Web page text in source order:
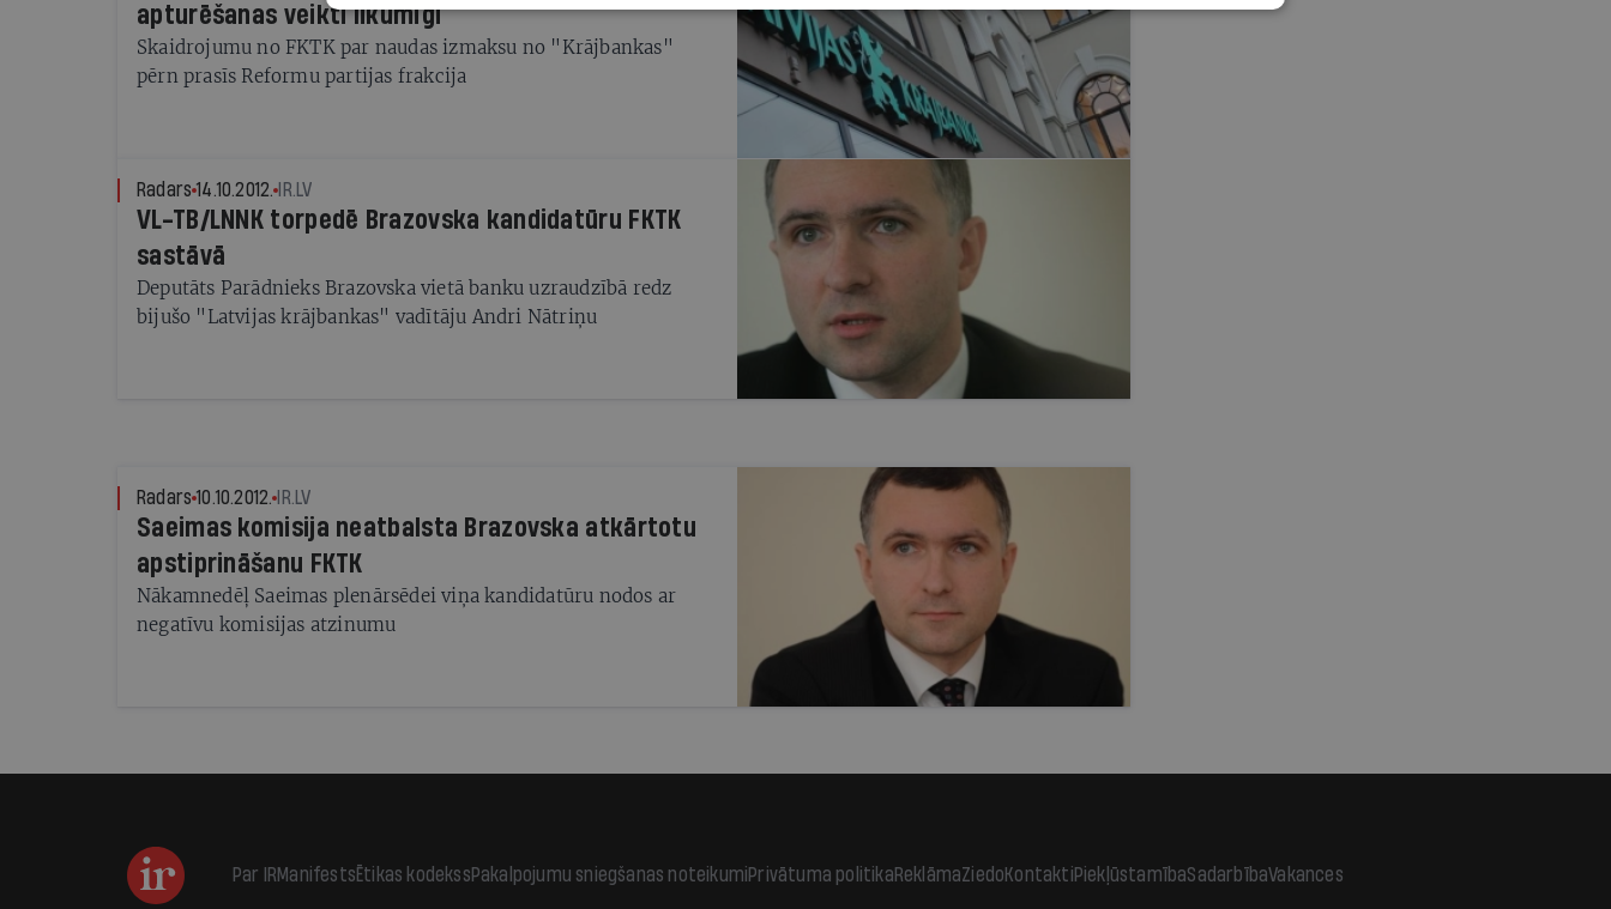
apturēšanas veikti likumīgi
Skaidrojumu no FKTK par naudas izmaksu no "Krājbankas"
pērn prasīs Reformu partijas frakcija
Radars 14.10.2012. IR.LV
VL-TB/LNNK torpedē Brazovska kandidatūru FKTK
sastāvā
Deputāts Parādnieks Brazovska vietā banku uzraudzībā redz
bijušo "Latvijas krājbankas" vadītāju Andri Nātriņu
Radars 10.10.2012. IR.LV
Saeimas komisija neatbalsta Brazovska atkārtotu
apstiprināšanu FKTK
Nākamnedēļ Saeimas plenārsēdei viņa kandidatūru nodos ar
negatīvu komisijas atzinumu
Par IRManifestsĒtikas kodekssPakalpojumu sniegšanas noteikumiPrivātuma politikaReklāmaZiedoKontaktiPiekļūstamībaSadarbībaVakances